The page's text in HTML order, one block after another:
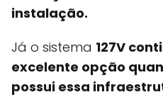
instalação.
Já o sistema 127V
excelente opção
possui essa